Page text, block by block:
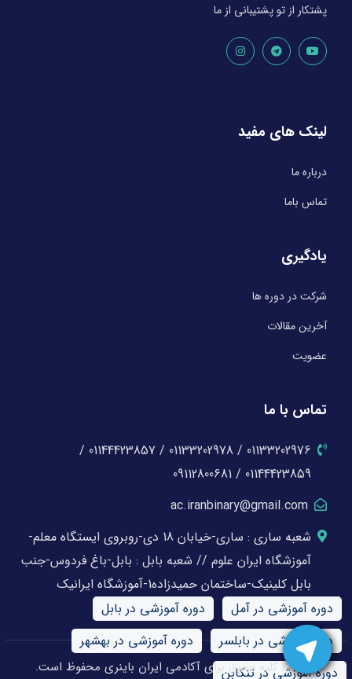
پشتکار از تو پشتیبانی از ما
لینک های مفید
درباره ما
تماس باما
یادگیری
شرکت در دوره ها
آخرین مقالات
عضویت
تماس با ما
01133202976 / 01133202978 / 01144423857 /
01144423859 / 09112800681
ac.iranbinary@gmail.com
شعبه ساری : ساری-خیابان 18 دی-روبروی ایستگاه معلم-
آموزشگاه ایران علوم // شعبه بابل : بابل-باغ فردوس-جنب
بابل کلینیک-ساختمان حمیدزاده1-آموزشگاه ایرانیک
دوره آموزشی در آمل
دوره آموزشی در بابل
دوره آموزشی در بابلسر
دوره آموزشی در بهشهر
دوره آموزشی در تنکابن
© 2026 کلیه حقوق برای آکادمی ایران باینری محفوظ است.